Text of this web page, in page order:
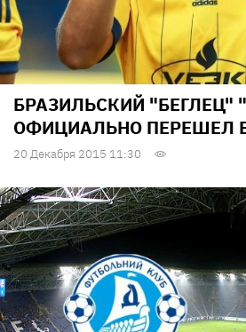
БРАЗИЛЬСКИЙ "БЕГЛЕЦ"
ОФИЦИАЛЬНО ПЕРЕШЕЛ
20 Декабря 2015 11:30